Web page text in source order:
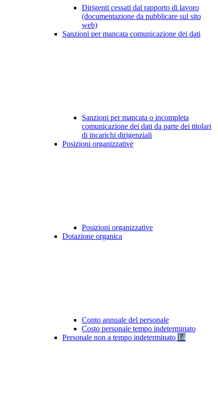
Dirigenti cessati dal rapporto di lavoro
(documentazione da pubblicare sul sito
web)
Sanzioni per mancata comunicazione dei dati
Sanzioni per mancata o incompleta
comunicazione dei dati da parte dei titolari
di incarichi dirigenziali
Posizioni organizzative
Posizioni organizzative
Dotazione organica
Conto annuale del personale
Costo personale tempo indeterminato
Personale non a tempo indeterminato 14